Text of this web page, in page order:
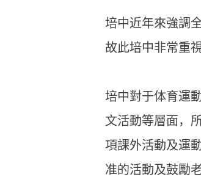
培中近年來強調
故此培中非常重
培中對于体育運
文活動等層面，
項課外活動及運
准的活動及鼓勵